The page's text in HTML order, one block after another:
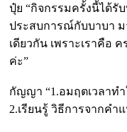
ปุ๋ย “กิจกรรมครั้งนี้ได้รั
ประสบการณ์กับบาบา
เดียวกัน เพราะเราคือ
ค่ะ”
กัญญา “1.อมฤตเวลาท
2.เรียนรู้ วิธีการจากค